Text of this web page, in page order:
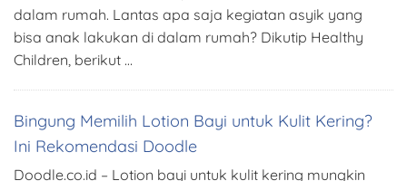
dalam rumah. Lantas apa saja kegiatan asyik yang
bisa anak lakukan di dalam rumah? Dikutip Healthy
Children, berikut …
Bingung Memilih Lotion Bayi untuk Kulit Kering?
Ini Rekomendasi Doodle
Doodle.co.id – Lotion bayi untuk kulit kering mungkin